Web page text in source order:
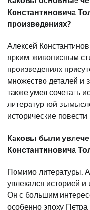
Константиновича
произведениях?
Алексей
ярким, живописным
произведениях
множество деталей и
также умел сочетать
литературной
исторические
Каковы были
Константиновича
Помимо литературы,
увлекался историей
Он с большим
особенно эпоху Петра